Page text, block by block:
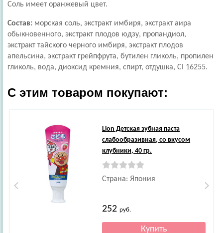
Соль имеет оранжевый цвет.
Состав: морская соль, экстракт имбиря, экстракт аира
обыкновенного, экстракт плодов юдзу, пропандиол,
экстракт тайского черного имбиря, экстракт плодов
апельсина, экстракт грейпфрута, бутилен гликоль, пропилен
гликоль, вода, диоксид кремния, спирт, отдушка, CI 16255.
С этим товаром покупают:
Lion Детская зубная паста
слабообразивная, со вкусом
клубники, 40 гр.
Страна: Япония
252руб.